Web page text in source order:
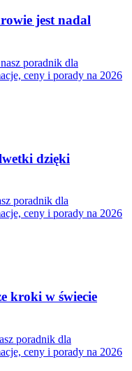
jest nadal
poradnik dla
ceny i porady na 2026
dzięki
poradnik dla
ceny i porady na 2026
kroki w świecie
poradnik dla
ceny i porady na 2026